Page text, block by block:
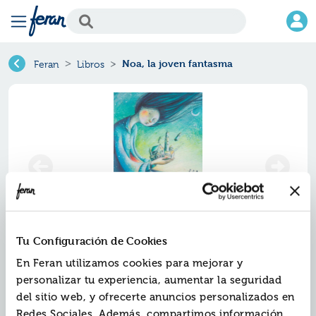
Tu Configuración de Cookies
En Feran utilizamos cookies para mejorar y
personalizar tu experiencia, aumentar la seguridad
del sitio web, y ofrecerte anuncios personalizados en
Feran Libros Noa, la joven fantasma
Noa, la joven fantasma
Ref. ZED-V096
ISBN: 9788426393319